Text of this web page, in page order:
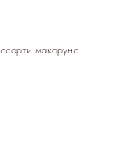
макарунс